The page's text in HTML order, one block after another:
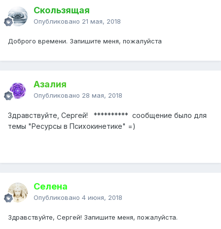
Скользящая
Опубликовано 21 мая, 2018
Доброго времени. Запишите меня, пожалуйста
Азалия
Опубликовано 28 мая, 2018
Здравствуйте, Сергей! ********** сообщение было для
темы "Ресурсы в Психокинетике" =)
Селенa
Опубликовано 4 июня, 2018
Здравствуйте, Сергей! Запишите меня, пожалуйста.